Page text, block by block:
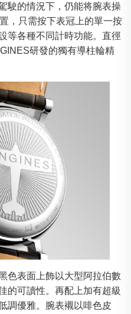
駛的情況下，仍能将腕表操
，只需按下表冠上的單一按
等各種不同計時功能。直徑
研發的獨有導柱輪精
色表面上飾以大型阿拉伯數
的可讀性。再配上加有超級
調優雅。腕表襯以啡色皮